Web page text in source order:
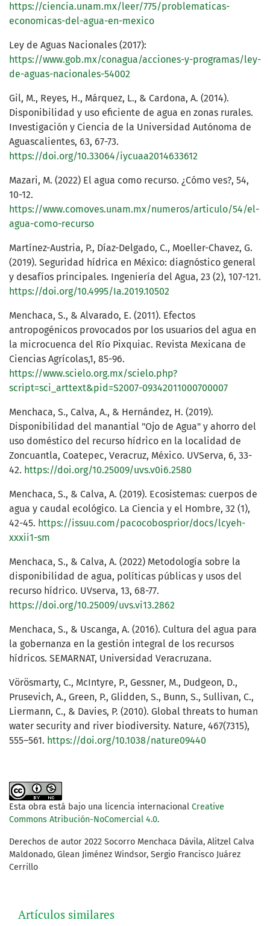
https://ciencia.unam.mx/leer/775/problematicas-
economicas-del-agua-en-mexico
Ley de Aguas Nacionales (2017):
https://www.gob.mx/conagua/acciones-y-programas/ley-
de-aguas-nacionales-54002
Gil, M., Reyes, H., Márquez, L., & Cardona, A. (2014).
Disponibilidad y uso eficiente de agua en zonas rurales.
Investigación y Ciencia de la Universidad Autónoma de
Aguascalientes, 63, 67-73.
https://doi.org/10.33064/iycuaa2014633612
Mazari, M. (2022) El agua como recurso. ¿Cómo ves?, 54,
10-12.
https://www.comoves.unam.mx/numeros/articulo/54/el-
agua-como-recurso
Martínez-Austria, P., Díaz-Delgado, C., Moeller-Chavez, G.
(2019). Seguridad hídrica en México: diagnóstico general
y desafíos principales. Ingeniería del Agua, 23 (2), 107-121.
https://doi.org/10.4995/Ia.2019.10502
Menchaca, S., & Alvarado, E. (2011). Efectos
antropogénicos provocados por los usuarios del agua en
la microcuenca del Río Pixquiac. Revista Mexicana de
Ciencias Agrícolas,1, 85-96.
https://www.scielo.org.mx/scielo.php?
script=sci_arttext&pid=S2007-09342011000700007
Menchaca, S., Calva, A., & Hernández, H. (2019).
Disponibilidad del manantial "Ojo de Agua" y ahorro del
uso doméstico del recurso hídrico en la localidad de
Zoncuantla, Coatepec, Veracruz, México. UVServa, 6, 33-
42. https://doi.org/10.25009/uvs.v0i6.2580
Menchaca, S., & Calva, A. (2019). Ecosistemas: cuerpos de
agua y caudal ecológico. La Ciencia y el Hombre, 32 (1),
42-45. https://issuu.com/pacocobosprior/docs/lcyeh-
xxxii1-sm
Menchaca, S., & Calva, A. (2022) Metodología sobre la
disponibilidad de agua, políticas públicas y usos del
recurso hídrico. UVserva, 13, 68-77.
https://doi.org/10.25009/uvs.vi13.2862
Menchaca, S., & Uscanga, A. (2016). Cultura del agua para
la gobernanza en la gestión integral de los recursos
hídricos. SEMARNAT, Universidad Veracruzana.
Vörösmarty, C., McIntyre, P., Gessner, M., Dudgeon, D.,
Prusevich, A., Green, P., Glidden, S., Bunn, S., Sullivan, C.,
Liermann, C., & Davies, P. (2010). Global threats to human
water security and river biodiversity. Nature, 467(7315),
555–561. https://doi.org/10.1038/nature09440
Esta obra está bajo una licencia internacional Creative
Commons Atribución-NoComercial 4.0.
Derechos de autor 2022 Socorro Menchaca Dávila, Alitzel Calva
Maldonado, Glean Jiménez Windsor, Sergio Francisco Juárez
Cerrillo
Artículos similares